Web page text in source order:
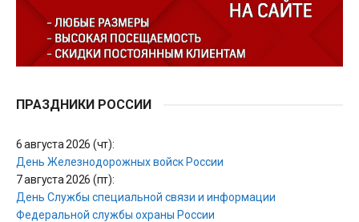
ПРАЗДНИКИ РОССИИ
6 августа 2026 (чт):
День Железнодорожных войск России
7 августа 2026 (пт):
День Службы специальной связи и информации
Федеральной службы охраны России